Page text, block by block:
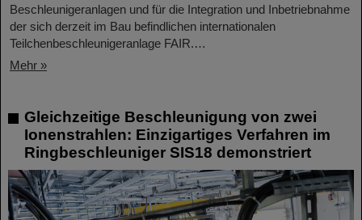
Beschleunigeranlagen und für die Integration und Inbetriebnahme
der sich derzeit im Bau befindlichen internationalen
Teilchenbeschleunigeranlage FAIR.…
Mehr »
Gleichzeitige Beschleunigung von zwei
Ionenstrahlen: Einzigartiges Verfahren im
Ringbeschleuniger SIS18 demonstriert